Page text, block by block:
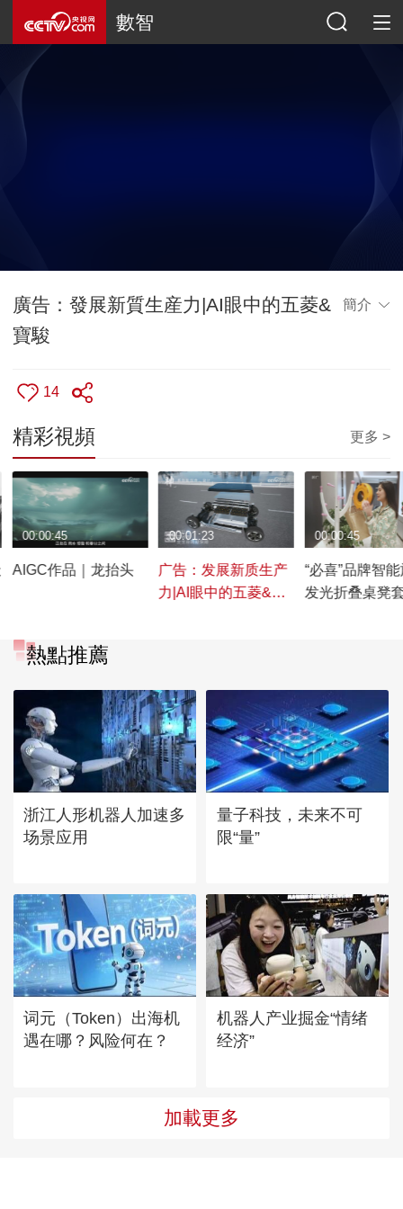
數智
廣告：發展新質生産力|AI眼中的五菱&
寶駿
簡介
14
精彩視頻 更多 >
AIGC作品｜龙抬头
00:00:45
广告：发展新质生产
力|AI眼中的五菱&宝
00:01:23
“必喜”品牌智
发光折叠桌凳
00:00:45
熱點推薦
浙江人形机器人加速多
场景应用
量子科技，未来不可
限“量”
词元（Token）出海机
遇在哪？风险何在？
机器人产业掘金“情绪
经济”
加載更多